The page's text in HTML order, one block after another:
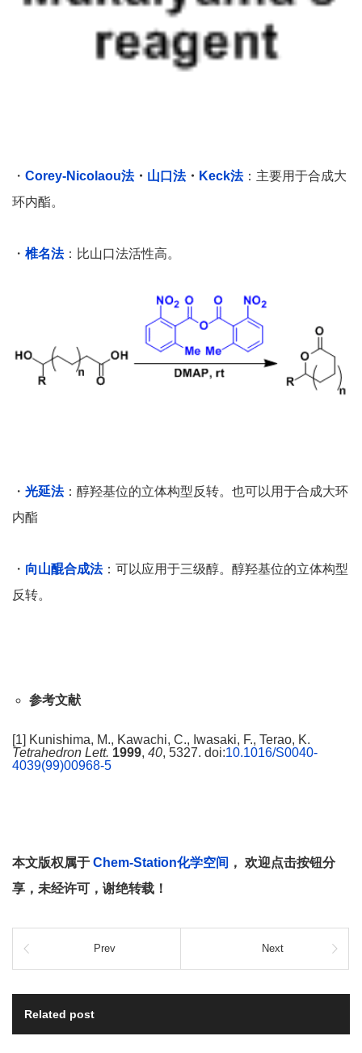
・ Corey-Nicolaou法・ 山口法・ Keck法：主要用于合成大
环内酯。
・ 椎名法：比山口法活性高。
・ 光延法：醇羟基位的立体构型反转。也可以用于合成大环
内酯
・ 向山醌合成法：可以应用于三级醇。醇羟基位的立体构型
反转。
参考文献
[1] Kunishima, M., Kawachi, C., Iwasaki, F., Terao, K.
Tetrahedron Lett. 1999, 40, 5327. doi:10.1016/S0040-
4039(99)00968-5
本文版权属于 Chem-Station化学空间 ， 欢迎点击按钮分
享，未经许可，谢绝转载！
Prev Next
Related post